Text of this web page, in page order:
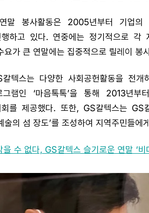
말 봉사활동은 2005년부터 기업
하고 있다. 연중에는 정기적으로 각
요가 큰 연말에는 집중적으로 릴레이 봉
텍스는 다양한 사회공헌활동을 전개
그램인 ‘마음톡톡’을 통해 2013년
를 제공했다. 또한, GS칼텍스는 GS
술의 섬 장도’를 조성하여 지역주민들
을 수 없다, GS칼텍스 슬기로운 연말 ‘비